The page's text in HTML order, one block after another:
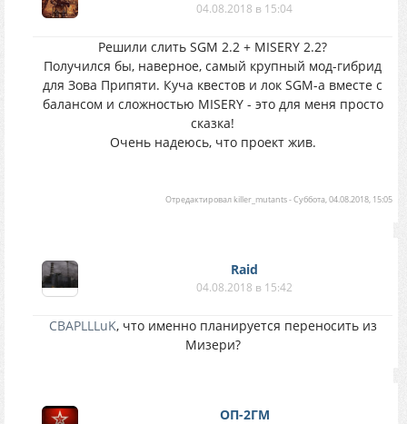
04.08.2018 в 15:04
Решили слить SGM 2.2 + MISERY 2.2?
Получился бы, наверное, самый крупный мод-гибрид
для Зова Припяти. Куча квестов и лок SGM-а вместе с
балансом и сложностью MISERY - это для меня просто
сказка!
Очень надеюсь, что проект жив.
Отредактировал killer_mutants-Суббота, 04.08.2018, 15:05
Raid
04.08.2018 в 15:42
CBAPLLLuK, что именно планируется переносить из
Мизери?
ОП-2ГМ